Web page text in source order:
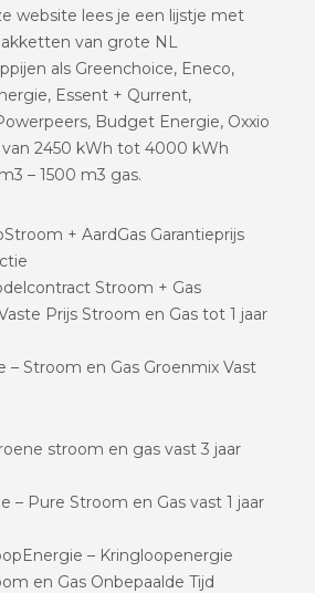
website lees je een lijstje met
van grote NL
als Greenchoice, Eneco,
Essent + Qurrent,
Budget Energie, Oxxio
2450 kWh tot 4000 kWh
– 1500 m3 gas.
+ AardGas Garantieprijs
Stroom + Gas
Prijs Stroom en Gas tot 1 jaar
– Stroom en Gas Groenmix Vast
stroom en gas vast 3 jaar
– Pure Stroom en Gas vast 1 jaar
– Kringloopenergie
en Gas Onbepaalde Tijd